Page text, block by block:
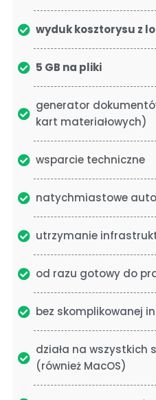
wyduk kosztorysu z
5 GB na pliki
generator
kart materiałowych)
wsparcie techniczne
natychmiastowe
utrzymanie
od razu gotowy do
bez skomplikowanej
działa na wszystkich
(również MacOS)